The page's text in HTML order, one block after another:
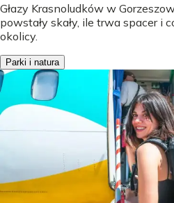
Głazy Krasnoludków w
powstały skały, ile trwa spacer i
okolicy.
Parki i natura